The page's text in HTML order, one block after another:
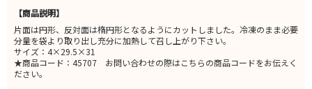
【商品説明】
片面は円形、反対面は楕円形となるようにカットしました。冷凍のまま必要
分量を袋より取り出し充分に加熱して召し上がり下さい。
サイズ：4×29.5×31
★商品コード：45707 お問い合わせの際はこちらの商品コードをお伝えく
ださい。